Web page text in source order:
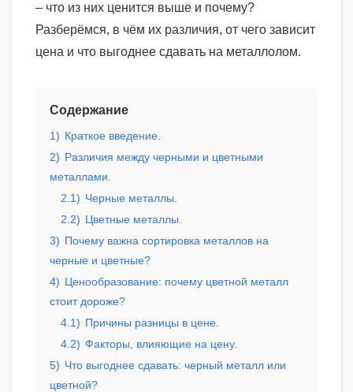
– что из них ценится выше и почему?
Разберёмся, в чём их различия, от чего зависит
цена и что выгоднее сдавать на металлолом.
Содержание
1) Краткое введение.
2) Различия между черными и цветными
металлами.
2.1) Черные металлы.
2.2) Цветные металлы.
3) Почему важна сортировка металлов на
черные и цветные?
4) Ценообразование: почему цветной металл
стоит дороже?
4.1) Причины разницы в цене.
4.2) Факторы, влияющие на цену.
5) Что выгоднее сдавать: черный металл или
цветной?